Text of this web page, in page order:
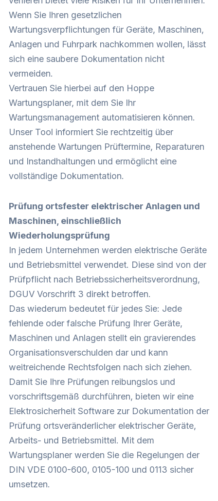
Wenn Sie Ihren gesetzlichen
Wartungsverpflichtungen für Geräte, Maschinen,
Anlagen und Fuhrpark nachkommen wollen, lässt
sich eine saubere Dokumentation nicht
vermeiden.
Vertrauen Sie hierbei auf den Hoppe
Wartungsplaner, mit dem Sie Ihr
Wartungsmanagement automatisieren können.
Unser Tool informiert Sie rechtzeitig über
anstehende Wartungen Prüftermine, Reparaturen
und Instandhaltungen und ermöglicht eine
vollständige Dokumentation.
Prüfung ortsfester elektrischer Anlagen und
Maschinen, einschließlich
Wiederholungsprüfung
In jedem Unternehmen werden elektrische Geräte
und Betriebsmittel verwendet. Diese sind von der
Prüfpflicht nach Betriebssicherheitsverordnung,
DGUV Vorschrift 3 direkt betroffen.
Das wiederum bedeutet für jedes Sie: Jede
fehlende oder falsche Prüfung Ihrer Geräte,
Maschinen und Anlagen stellt ein gravierendes
Organisationsverschulden dar und kann
weitreichende Rechtsfolgen nach sich ziehen.
Damit Sie Ihre Prüfungen reibungslos und
vorschriftsgemäß durchführen, bieten wir eine
Elektrosicherheit Software zur Dokumentation der
Prüfung ortsveränderlicher elektrischer Geräte,
Arbeits- und Betriebsmittel. Mit dem
Wartungsplaner werden Sie die Regelungen der
DIN VDE 0100-600, 0105-100 und 0113 sicher
umsetzen.